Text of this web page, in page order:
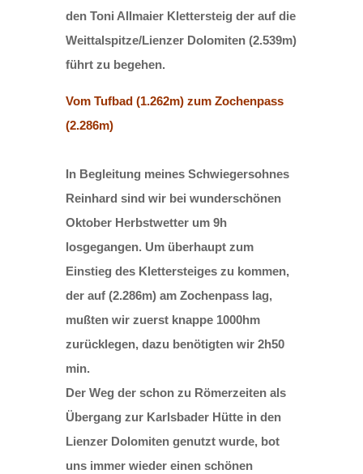
den Toni Allmaier Klettersteig der auf die
Weittalspitze/Lienzer Dolomiten (2.539m)
führt zu begehen.
Vom Tufbad (1.262m) zum Zochenpass
(2.286m)
In Begleitung meines Schwiegersohnes
Reinhard sind wir bei wunderschönen
Oktober Herbstwetter um 9h
losgegangen. Um überhaupt zum
Einstieg des Klettersteiges zu kommen,
der auf (2.286m) am Zochenpass lag,
mußten wir zuerst knappe 1000hm
zurücklegen, dazu benötigten wir 2h50
min.
Der Weg der schon zu Römerzeiten als
Übergang zur Karlsbader Hütte in den
Lienzer Dolomiten genutzt wurde, bot
uns immer wieder einen schönen